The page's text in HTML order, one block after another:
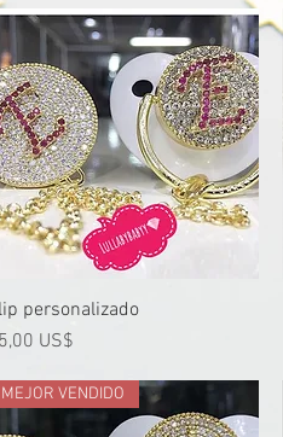
Vista rápida
personalizado
US$
MEJOR VENDIDO